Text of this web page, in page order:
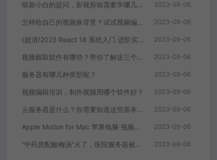
萌新小白的提问，影视剪辑需要学哪几个软件？ 2023-09-06
怎样给自己的视频换背景？试试视频编辑软件 2023-09-06
(超清)2023 React 18 系统入门 进阶实战《欢乐购》 2023-09-06
视频截取软件有哪些？带你了解这三个视频编辑软件 2023-09-06
服务器有哪几种类型呢？ 2023-09-06
视频编辑培训，制作视频用哪个软件好？ 2023-09-06
云服务器是什么？你需要知道这些基本知识 2023-09-06
Apple Motion for Mac 苹果电脑 视频编辑软件 2023-09-06
“中药房配酸梅汤”火了，医院服务器被挤爆，网友：更适合中国宝宝体质 2023-09-06